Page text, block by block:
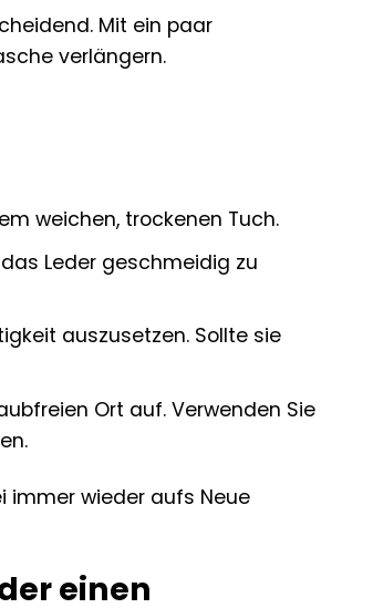
Mit ein paar
verlängern.
weichen, trockenen Tuch.
Leder geschmeidig zu
auszusetzen. Sollte sie
Ort auf. Verwenden Sie
immer wieder aufs Neue
einen